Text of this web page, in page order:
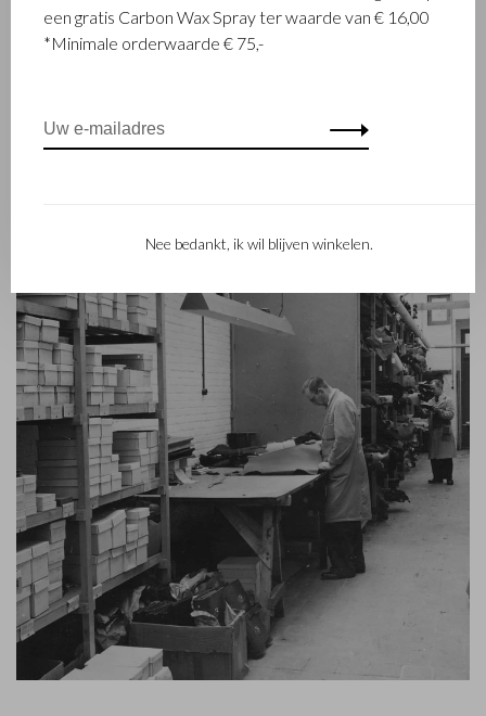
Marinus Beerens besloten samen leerproducten te maken.
Inmiddels staat de 3e generatie – Babette en Martijn
vakmanschap staat nog altijd hoog in het vaandel. Iets wat ook
is terug te zien in de collectie van het eigentijdse RENEE-label
een gratis Carbon Wax Spray ter waarde van € 16,00
*Minimale orderwaarde € 75,-
Nee bedankt, ik wil blijven winkelen.